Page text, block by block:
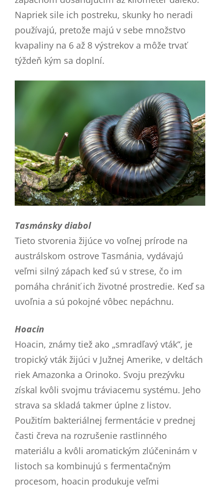
Napriek sile ich postreku, skunky ho neradi
používajú, pretože majú v sebe množstvo
kvapaliny na 6 až 8 výstrekov a môže trvať
týždeň kým sa doplní.
Tasmánsky diabol
Tieto stvorenia žijúce vo voľnej prírode na
austrálskom ostrove Tasmánia, vydávajú
veľmi silný zápach keď sú v strese, čo im
pomáha chrániť ich životné prostredie. Keď sa
uvoľnia a sú pokojné vôbec nepáchnu.
Hoacin
Hoacin, známy tiež ako „smradľavý vták“, je
tropický vták žijúci v Južnej Amerike, v deltách
riek Amazonka a Orinoko. Svoju prezývku
získal kvôli svojmu tráviacemu systému. Jeho
strava sa skladá takmer úplne z listov.
Použitím bakteriálnej fermentácie v prednej
časti čreva na rozrušenie rastlinného
materiálu a kvôli aromatickým zlúčeninám v
listoch sa kombinujú s fermentačným
procesom, hoacin produkuje veľmi